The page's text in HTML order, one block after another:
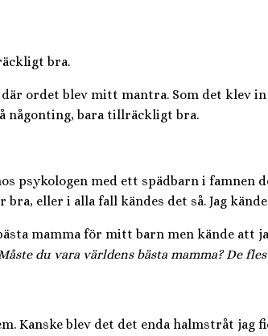
bra.
där ordet blev mitt mantra. Som det klev
någonting, bara tillräckligt bra.
psykologen med ett spädbarn i famnen
eller i alla fall kändes det så. Jag
mamma för mitt barn men kände att
du vara världens bästa mamma? De
Kanske blev det det enda halmstråt jag